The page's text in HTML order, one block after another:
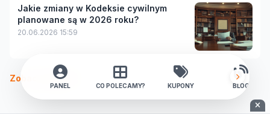
Jakie zmiany w Kodeksie cywilnym
planowane są w 2026 roku?
20.06.2026 15:59
Zobacz więcej
PANEL CO POLECAMY? KUPONY BLOG